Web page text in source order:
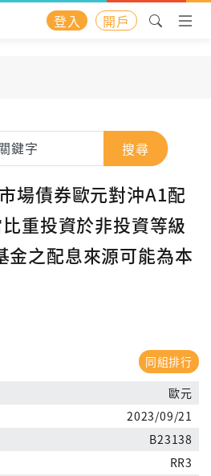
登入 開戶
搜尋
場債券歐元對沖A1配
重投資於非投資等級
金之配息來源可能為本
同組排行
歐元
2023/09/21
B23138
RR3